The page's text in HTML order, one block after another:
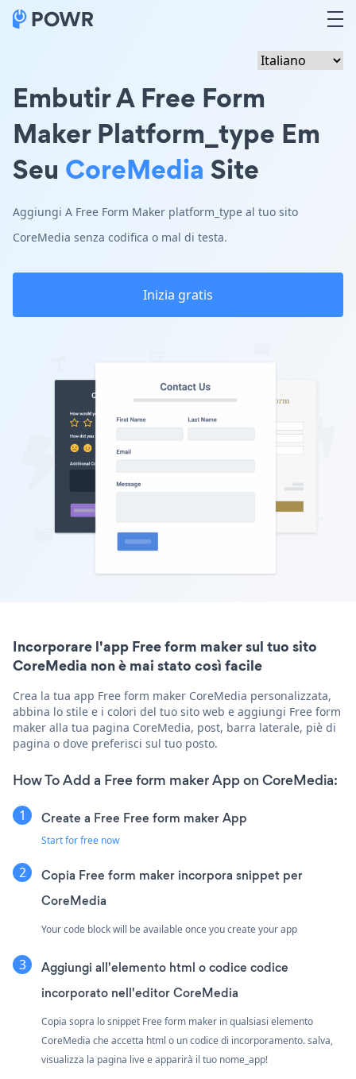
Embutir A Free Form
Maker Platform_type Em
Seu CoreMedia Site
Aggiungi A Free Form Maker platform_type al tuo sito
CoreMedia senza codifica o mal di testa.
Inizia gratis
Incorporare l'app Free form maker sul tuo sito
CoreMedia non è mai stato così facile
Crea la tua app Free form maker CoreMedia personalizzata,
abbina lo stile e i colori del tuo sito web e aggiungi Free form
maker alla tua pagina CoreMedia, post, barra laterale, piè di
pagina o dove preferisci sul tuo posto.
How To Add a Free form maker App on CoreMedia:
Create a Free Free form maker App
Start for free now
Copia Free form maker incorpora snippet per
CoreMedia
Your code block will be available once you create your app
Aggiungi all'elemento html o codice codice
incorporato nell'editor CoreMedia
Copia sopra lo snippet Free form maker in qualsiasi elemento
CoreMedia che accetta html o un codice di incorporamento. salva,
visualizza la pagina live e apparirà il tuo nome_app!